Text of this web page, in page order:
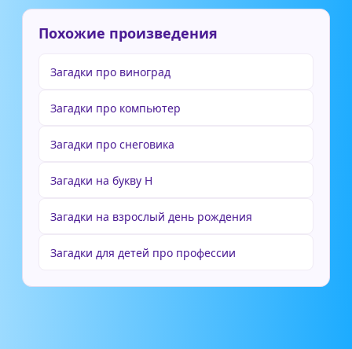
Похожие произведения
Загадки про виноград
Загадки про компьютер
Загадки про снеговика
Загадки на букву Н
Загадки на взрослый день рождения
Загадки для детей про профессии